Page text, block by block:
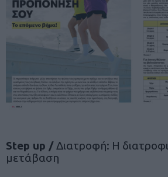
Step up / Διατροφή: Η
μετάβαση